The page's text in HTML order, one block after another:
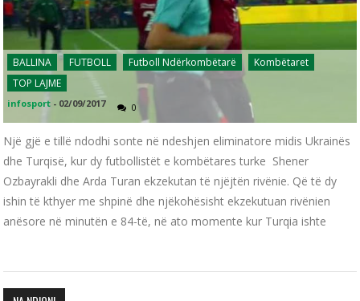
BALLINA FUTBOLL Futboll Ndërkombëtarë
Kombëtaret
TOP LAJME
infosport - 02/09/2017 0
Një gjë e tillë ndodhi sonte në ndeshjen eliminatore midis Ukrainës
dhe Turqisë, kur dy futbollistët e kombëtares turke Shener
Ozbayrakli dhe Arda Turan ekzekutan të njëjtën rivënie. Që të dy
ishin të kthyer me shpinë dhe njëkohësisht ekzekutuan rivënien
anësore në minutën e 84-të, në ato momente kur Turqia ishte